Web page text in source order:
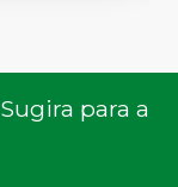
Sugira para a